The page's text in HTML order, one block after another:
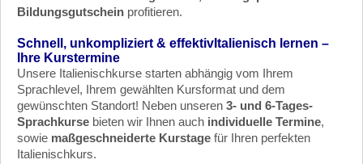
Bildungsgutschein profitieren.
Schnell, unkompliziert & effektivItalienisch lernen –
Ihre Kurstermine
Unsere Italienischkurse starten abhängig vom Ihrem
Sprachlevel, Ihrem gewählten Kursformat und dem
gewünschten Standort! Neben unseren 3- und 6-Tages-
Sprachkurse bieten wir Ihnen auch individuelle Termine,
sowie maßgeschneiderte Kurstage für Ihren perfekten
Italienischkurs.